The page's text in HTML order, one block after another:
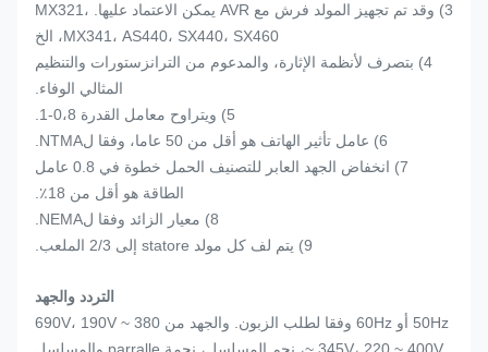
3) وقد تم تجهيز المولد فرش مع AVR يمكن الاعتماد عليها.
MX321،
MX341، AS440، SX440، SX460، الخ
4) بتصرف لأنظمة الإثارة، والمدعوم من الترانزستورات والتنظيم
المثالي الوفاء.
5) ويتراوح معامل القدرة 0،8-1.
6) عامل تأثير الهاتف هو أقل من 50 عاما، وفقا لNTMA.
7) انخفاض الجهد العابر للتصنيف الحمل خطوة في 0.8 عامل
الطاقة هو أقل من 18٪.
8) معيار الزائد وفقا لNEMA.
9) يتم لف كل مولد statore إلى 2/3 الملعب.
التردد والجهد
50Hz أو 60Hz وفقا لطلب الزبون.
والجهد من 380 ~ 690V، 190V